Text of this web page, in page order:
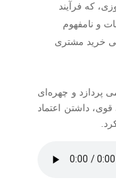
که فرآیند
و نامفهوم
خرید مشتری
پردازد و چهره‌ای
داشتن اعتماد